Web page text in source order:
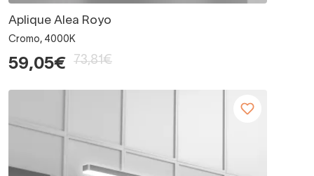
Aplique Alea Royo
Cromo, 4000K
59,05€ 73,81€